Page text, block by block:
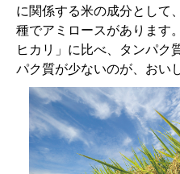
に関係する米の成分として
種でアミロースがあります
ヒカリ」に比べ、タンパク
パク質が少ないのが、おい